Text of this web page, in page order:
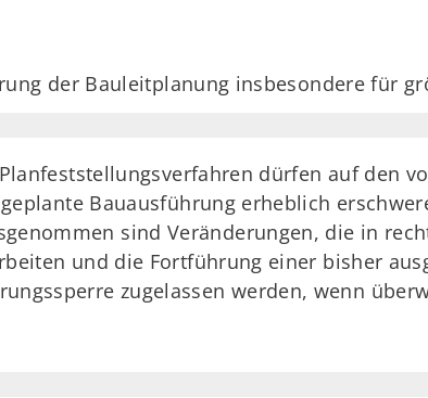
der Bauleitplanung insbesondere für
dürfen auf den
Bauausführung erheblich
sind Veränderungen, die in
und die Fortführung einer bisher
zugelassen werden, wenn